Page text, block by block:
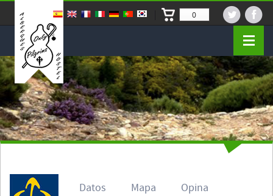
0
Datos Mapa Opina